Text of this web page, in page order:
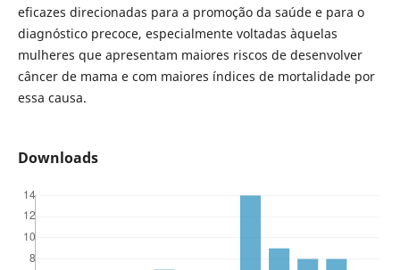
eficazes direcionadas para a promoção da saúde e para o
diagnóstico precoce, especialmente voltadas àquelas
mulheres que apresentam maiores riscos de desenvolver
câncer de mama e com maiores índices de mortalidade por
essa causa.
Downloads